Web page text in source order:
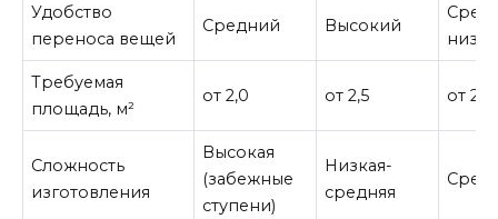
Удобство
переноса вещей
Средний Высокий
Требуемая
площадь, м²
от 2,0 от 2,5 от 2,8
Сложность
изготовления
Высокая
(забежные
ступени)
Низкая-
средняя